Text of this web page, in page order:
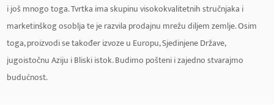
i još mnogo toga. Tvrtka ima skupinu visokokvalitetnih stručnjaka i
marketinškog osoblja te je razvila prodajnu mrežu diljem zemlje. Osim
toga, proizvodi se također izvoze u Europu, Sjedinjene Države,
jugoistočnu Aziju i Bliski istok. Budimo pošteni i zajedno stvarajmo
budućnost.